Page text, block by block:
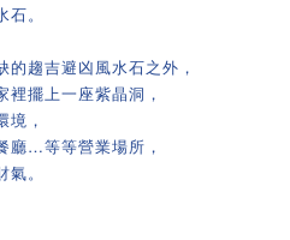
。
趨吉避凶風水石之外，
擺上一座紫晶洞，
境，
廳…等等營業場所，
。